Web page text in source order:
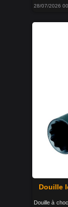
28/07/2026
Douille
Douille à